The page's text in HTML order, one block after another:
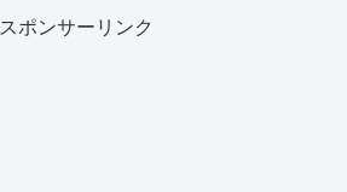
スポンサーリンク